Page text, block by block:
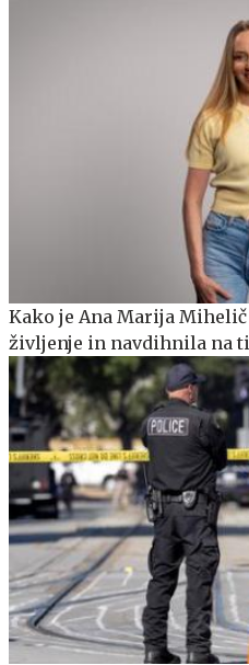
Kako je Ana Marija
življenje in navdihnila na